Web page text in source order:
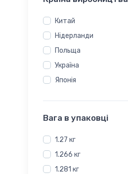
фіолетовий
хакі
чорний
чорний, помаранчевий
PowerPlant
Spectrum
The Filament
Verbatim
Voltronic
Китай
Нідерланди
Польща
Україна
Японія
Вага в упаковці
1.27 кг
1.266 кг
1.281 кг